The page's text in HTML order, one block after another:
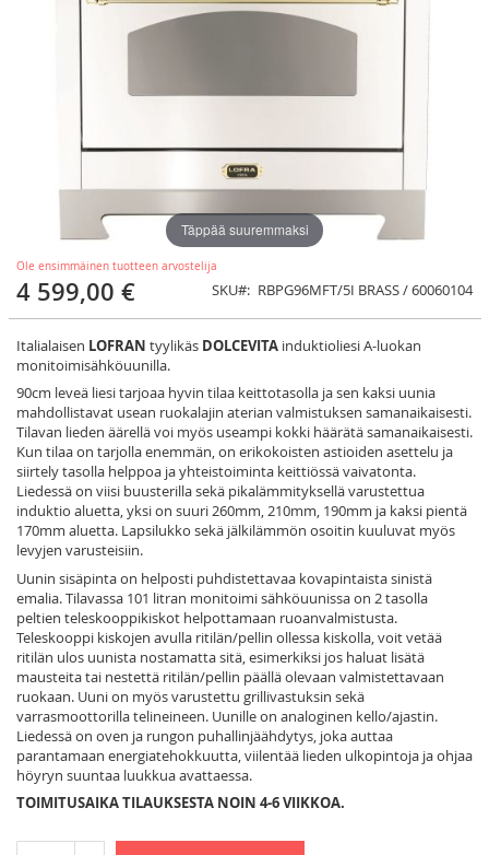
Ole ensimmäinen tuotteen arvostelija
4 599,00 € SKU RBPG96MFT/5I BRASS / 60060104
Italialaisen LOFRAN tyylikäs DOLCEVITA induktioliesi A-luokan
monitoimisähköuunilla.
90cm leveä liesi tarjoaa hyvin tilaa keittotasolla ja sen kaksi uunia
mahdollistavat usean ruokalajin aterian valmistuksen samanaikaisesti.
Tilavan lieden äärellä voi myös useampi kokki häärätä samanaikaisesti.
Kun tilaa on tarjolla enemmän, on erikokoisten astioiden asettelu ja
siirtely tasolla helppoa ja yhteistoiminta keittiössä vaivatonta.
Liedessä on viisi buusterilla sekä pikalämmityksellä varustettua
induktio aluetta, yksi on suuri 260mm, 210mm, 190mm ja kaksi pientä
170mm aluetta. Lapsilukko sekä jälkilämmön osoitin kuuluvat myös
levyjen varusteisiin.
Uunin sisäpinta on helposti puhdistettavaa kovapintaista sinistä
emalia. Tilavassa 101 litran monitoimi sähköuunissa on 2 tasolla
peltien teleskooppikiskot helpottamaan ruoanvalmistusta.
Teleskooppi kiskojen avulla ritilän/pellin ollessa kiskolla, voit vetää
ritilän ulos uunista nostamatta sitä, esimerkiksi jos haluat lisätä
mausteita tai nestettä ritilän/pellin päällä olevaan valmistettavaan
ruokaan. Uuni on myös varustettu grillivastuksin sekä
varrasmoottorilla telineineen. Uunille on analoginen kello/ajastin.
Liedessä on oven ja rungon puhallinjäähdytys, joka auttaa
parantamaan energiatehokkuutta, viilentää lieden ulkopintoja ja ohjaa
höyryn suuntaa luukkua avattaessa.
TOIMITUSAIKA TILAUKSESTA NOIN 4-6 VIIKKOA.
Täppää suuremmaksi